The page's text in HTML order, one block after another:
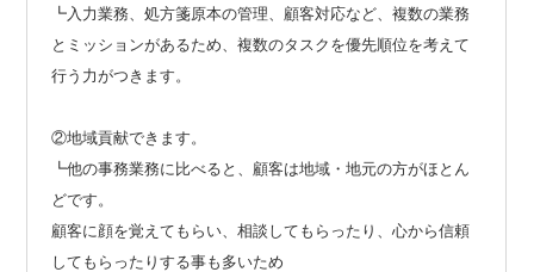
┗入力業務、処方箋原本の管理、顧客対応など、複数の業務
とミッションがあるため、複数のタスクを優先順位を考えて
行う力がつきます。
②地域貢献できます。
┗他の事務業務に比べると、顧客は地域・地元の方がほとん
どです。
顧客に顔を覚えてもらい、相談してもらったり、心から信頼
してもらったりする事も多いため